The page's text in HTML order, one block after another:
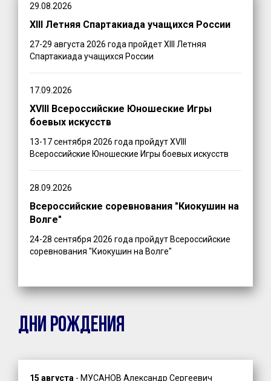
29.08.2026
XIII Летняя Спартакиада учащихся России
27-29 августа 2026 года пройдет XIII Летняя
Спартакиада учащихся России
17.09.2026
XVIII Всероссийские Юношеские Игры
боевых искусств
13-17 сентября 2026 года пройдут XVIII
Всероссийские Юношеские Игры боевых искусств
28.09.2026
Всероссийские соревнования "Киокушин на
Волге"
24-28 сентября 2026 года пройдут Всероссийские
соревнования "Киокушин на Волге"
ДНИ РОЖДЕНИЯ
15 августа - МУСАНОВ Александр Сергеевич